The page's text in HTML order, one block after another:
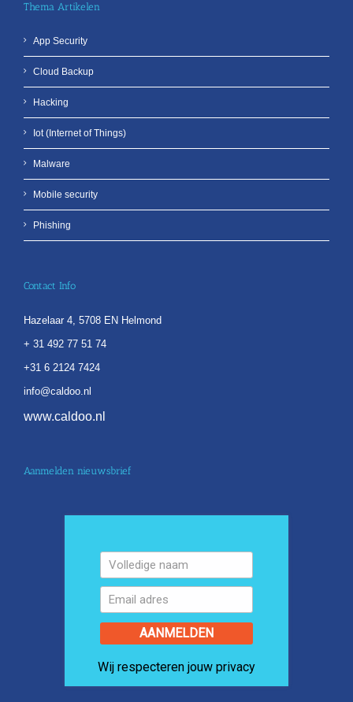
Thema Artikelen
App Security
Cloud Backup
Hacking
Iot (Internet of Things)
Malware
Mobile security
Phishing
Contact Info
Hazelaar 4, 5708 EN Helmond
+ 31 492 77 51 74
+31 6 2124 7424
info@caldoo.nl
www.caldoo.nl
Aanmelden nieuwsbrief
AANMELDEN
Wij respecteren jouw privacy